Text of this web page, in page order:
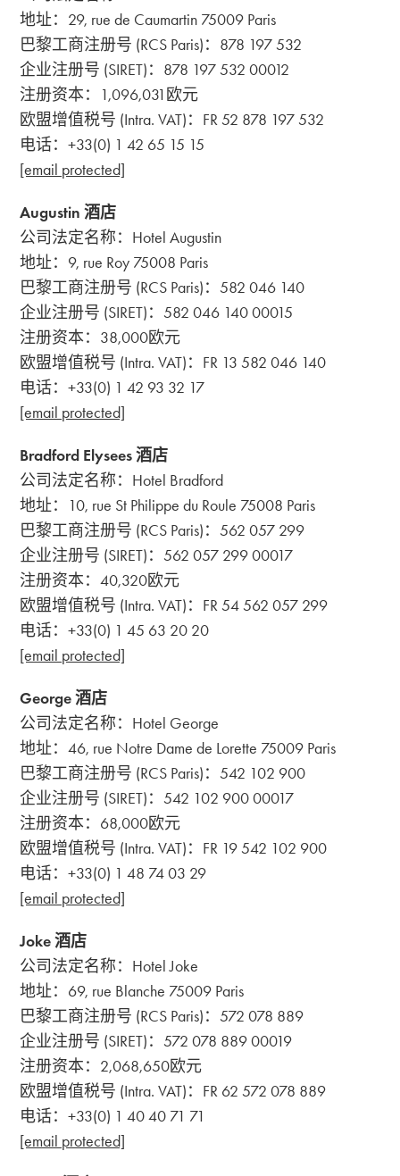
地址：29, rue de Caumartin 75009 Paris
巴黎工商注册号 (RCS Paris)：878 197 532
企业注册号 (SIRET)：878 197 532 00012
注册资本：1,096,031欧元
欧盟增值税号 (Intra. VAT)：FR 52 878 197 532
电话：+33(0) 1 42 65 15 15
[email protected]
Augustin 酒店
公司法定名称：Hotel Augustin
地址：9, rue Roy 75008 Paris
巴黎工商注册号 (RCS Paris)：582 046 140
企业注册号 (SIRET)：582 046 140 00015
注册资本：38,000欧元
欧盟增值税号 (Intra. VAT)：FR 13 582 046 140
电话：+33(0) 1 42 93 32 17
[email protected]
Bradford Elysees 酒店
公司法定名称：Hotel Bradford
地址：10, rue St Philippe du Roule 75008 Paris
巴黎工商注册号 (RCS Paris)：562 057 299
企业注册号 (SIRET)：562 057 299 00017
注册资本：40,320欧元
欧盟增值税号 (Intra. VAT)：FR 54 562 057 299
电话：+33(0) 1 45 63 20 20
[email protected]
George 酒店
公司法定名称：Hotel George
地址：46, rue Notre Dame de Lorette 75009 Paris
巴黎工商注册号 (RCS Paris)：542 102 900
企业注册号 (SIRET)：542 102 900 00017
注册资本：68,000欧元
欧盟增值税号 (Intra. VAT)：FR 19 542 102 900
电话：+33(0) 1 48 74 03 29
[email protected]
Joke 酒店
公司法定名称：Hotel Joke
地址：69, rue Blanche 75009 Paris
巴黎工商注册号 (RCS Paris)：572 078 889
企业注册号 (SIRET)：572 078 889 00019
注册资本：2,068,650欧元
欧盟增值税号 (Intra. VAT)：FR 62 572 078 889
电话：+33(0) 1 40 40 71 71
[email protected]